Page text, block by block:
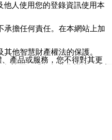
他人使用您的登錄資訊使用本
承擔任何責任。在本網站上加
他智慧財產權法的保護。
產品或服務，您不得對其更